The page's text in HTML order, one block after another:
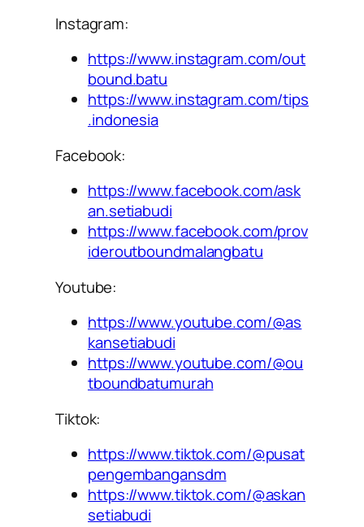
Instagram:
https://www.instagram.com/out
bound.batu
https://www.instagram.com/tips
.indonesia
Facebook:
https://www.facebook.com/ask
an.setiabudi
https://www.facebook.com/prov
ideroutboundmalangbatu
Youtube:
https://www.youtube.com/@as
kansetiabudi
https://www.youtube.com/@ou
tboundbatumurah
Tiktok:
https://www.tiktok.com/@pusat
pengembangansdm
https://www.tiktok.com/@askan
setiabudi